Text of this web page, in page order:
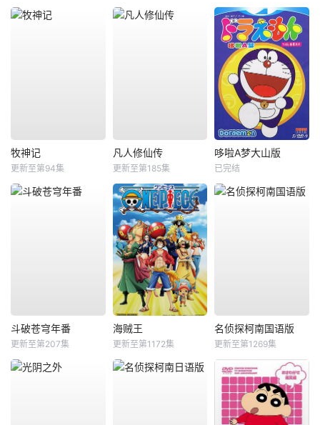
牧神记
更新至第94集
凡人修仙传
更新至第185集
哆啦A梦大山版
已完结
斗破苍穹年番
更新至第207集
海贼王
更新至第1172集
名侦探柯南国语版
更新至第1269集